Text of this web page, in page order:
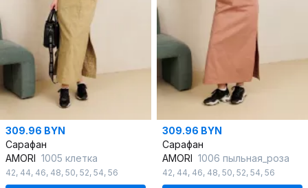
309.96 BYN
Сарафан
AMORI 1005 клетка
42, 44, 46, 48, 50, 52, 54, 56
309.96 BYN
Сарафан
AMORI 1006 пыльная_роза
42, 44, 46, 48, 50, 52, 54, 56